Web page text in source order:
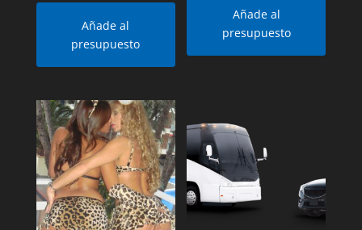
Añade al
presupuesto
Añade al
presupuesto